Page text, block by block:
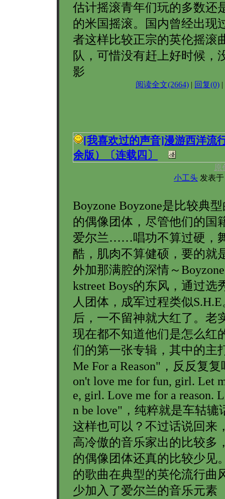
估计摇滚青年们玩的多数还
的米国摇滚。国内曾经出现
者这样比较正宗的英伦摇滚
队，可惜没有赶上好时候，
影
阅读全文(2664) | 回复(0) |
[我喜欢过的声音]漫游西洋流
余版）〔连载四〕
原
小工头 发表于
Boyzone Boyzone是比较典
的偶像团体，尽管他们的国
爱尔兰……唱功不算过硬，
酷，肌肉不算健硕，要的就
外加那满腔的深情～
kstreet Boys的东风，通过选
人团体，成军过程类似
后，一不留神就大红了。老
现在都不知道他们是怎么红
们的第一张专辑，其中的主
Me For a Reason"，反反复
on't love me for fun, girl. Let
e, girl. Love me for a reason.
n be love"，纯粹就是车轱辘
这样也可以？不过话说回来
高冷傲的音乐家出的比较多
的偶像团体还真的比较少见
的歌曲在典型的英伦流行曲
少加入了爱尔兰的音乐元素